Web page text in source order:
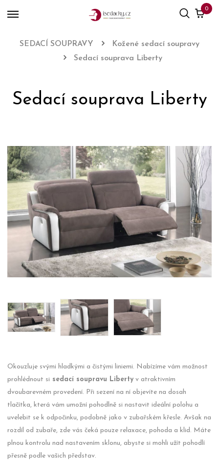
0
SEDACÍ SOUPRAVY
Kožené sedací soupravy
Sedací souprava Liberty
Sedací souprava Liberty
Okouzluje svými hladkými a čistými liniemi. Nabízíme vám možnost
prohlédnout si sedací soupravu Liberty v atraktivním
dvoubarevném provedení. Při sezení na ní objevíte na dosah
tlačítka, která vám umožní pohodlně si nastavit ideální polohu a
uvelebit se k odpočinku, podobně jako v zubařském křesle. Avšak na
rozdíl od zubaře, zde vás čeká pouze relaxace, pohoda a klid. Máte
plnou kontrolu nad nastavením sklonu, abyste si mohli užít pohodlí
přesně podle vašich představ.